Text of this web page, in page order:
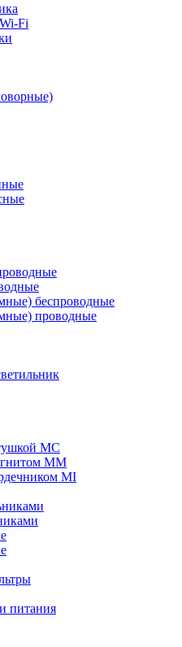
Fi
беспроводные
проводные
MC
ММ
MI
питания